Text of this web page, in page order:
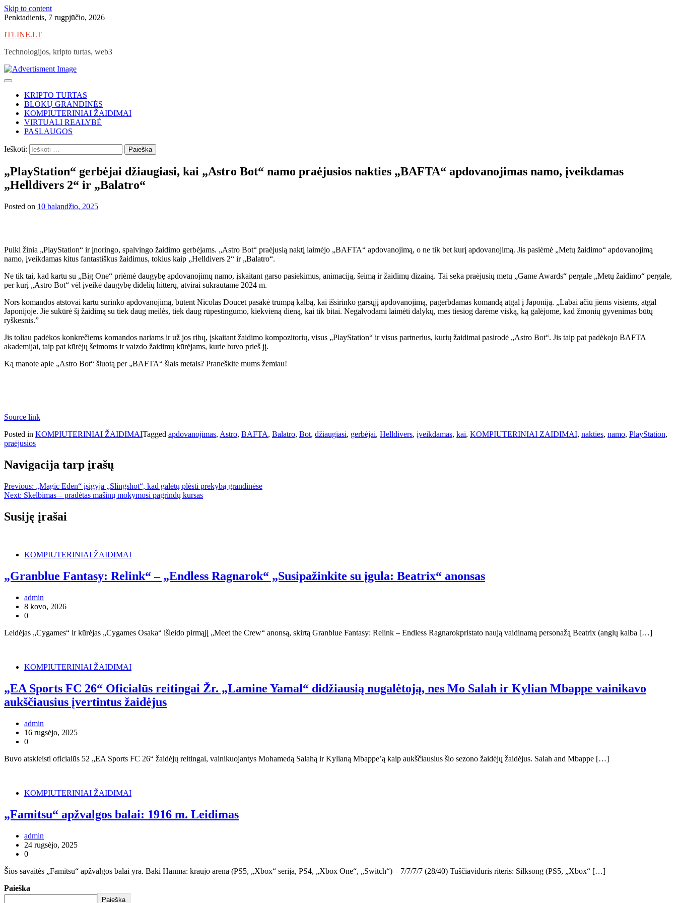
Skip to content
Penktadienis, 7 rugpjūčio, 2026
ITLINE.LT
Technologijos, kripto turtas, web3
KRIPTO TURTAS
BLOKŲ GRANDINĖS
KOMPIUTERINIAI ŽAIDIMAI
VIRTUALI REALYBĖ
PASLAUGOS
Ieškoti:
„PlayStation“ gerbėjai džiaugiasi, kai „Astro Bot“ namo praėjusios nakties „BAFTA“ apdovanojimas namo, įveikdamas
„Helldivers 2“ ir „Balatro“
Posted on 10 balandžio, 2025
Puiki žinia „PlayStation“ ir įnoringo, spalvingo žaidimo gerbėjams. „Astro Bot“ praėjusią naktį laimėjo „BAFTA“ apdovanojimą, o ne tik bet kurį apdovanojimą. Jis pasiėmė „Metų žaidimo“ apdovanojimą
namo, įveikdamas kitus fantastiškus žaidimus, tokius kaip „Helldivers 2“ ir „Balatro“.
Ne tik tai, kad kartu su „Big One“ priėmė daugybę apdovanojimų namo, įskaitant garso pasiekimus, animaciją, šeimą ir žaidimų dizainą. Tai seka praėjusių metų „Game Awards“ pergale „Metų žaidimo“ pergale,
per kurį „Astro Bot“ vėl įveikė daugybę didelių hitterų, atvirai sukrautame 2024 m.
Nors komandos atstovai kartu surinko apdovanojimą, būtent Nicolas Doucet pasakė trumpą kalbą, kai išsirinko garsųjį apdovanojimą, pagerbdamas komandą atgal į Japoniją. „Labai ačiū jiems visiems, atgal
Japonijoje. Jie sukūrė šį žaidimą su tiek daug meilės, tiek daug rūpestingumo, kiekvieną dieną, kai tik bitai. Negalvodami laimėti dalykų, mes tiesiog darėme viską, ką galėjome, kad žmonių gyvenimas būtų
ryškesnis.”
Jis toliau padėkos konkrečiems komandos nariams ir už jos ribų, įskaitant žaidimo kompozitorių, visus „PlayStation“ ir visus partnerius, kurių žaidimai pasirodė „Astro Bot“. Jis taip pat padėkojo BAFTA
akademijai, taip pat kūrėjų šeimoms ir vaizdo žaidimų kūrėjams, kurie buvo prieš jį.
Ką manote apie „Astro Bot“ šluotą per „BAFTA“ šiais metais? Praneškite mums žemiau!
Source link
Posted in KOMPIUTERINIAI ŽAIDIMAITagged apdovanojimas, Astro, BAFTA, Balatro, Bot, džiaugiasi, gerbėjai, Helldivers, įveikdamas, kai, KOMPIUTERINIAI ZAIDIMAI, nakties, namo, PlayStation,
praėjusios
Navigacija tarp įrašų
Previous: „Magic Eden“ įsigyja „Slingshot“, kad galėtų plėsti prekybą grandinėse
Next: Skelbimas – pradėtas mašinų mokymosi pagrindų kursas
Susiję įrašai
KOMPIUTERINIAI ŽAIDIMAI
„Granblue Fantasy: Relink“ – „Endless Ragnarok“ „Susipažinkite su įgula: Beatrix“ anonsas
admin
8 kovo, 2026
0
Leidėjas „Cygames“ ir kūrėjas „Cygames Osaka“ išleido pirmąjį „Meet the Crew“ anonsą, skirtą Granblue Fantasy: Relink – Endless Ragnarokpristato naują vaidinamą personažą Beatrix (anglų kalba […]
KOMPIUTERINIAI ŽAIDIMAI
„EA Sports FC 26“ Oficialūs reitingai Žr. „Lamine Yamal“ didžiausią nugalėtoją, nes Mo Salah ir Kylian Mbappe vainikavo
aukščiausius įvertintus žaidėjus
admin
16 rugsėjo, 2025
0
Buvo atskleisti oficialūs 52 „EA Sports FC 26“ žaidėjų reitingai, vainikuojantys Mohamedą Salahą ir Kylianą Mbappe’ą kaip aukščiausius šio sezono žaidėjų žaidėjus. Salah and Mbappe […]
KOMPIUTERINIAI ŽAIDIMAI
„Famitsu“ apžvalgos balai: 1916 m. Leidimas
admin
24 rugsėjo, 2025
0
Šios savaitės „Famitsu“ apžvalgos balai yra. Baki Hanma: kraujo arena (PS5, „Xbox“ serija, PS4, „Xbox One“, „Switch“) – 7/7/7/7 (28/40) Tuščiaviduris riteris: Silksong (PS5, „Xbox“ […]
Paieška
Paieška